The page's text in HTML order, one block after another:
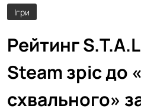
Ігри
Рейтинг
Steam зріс до
схвального»